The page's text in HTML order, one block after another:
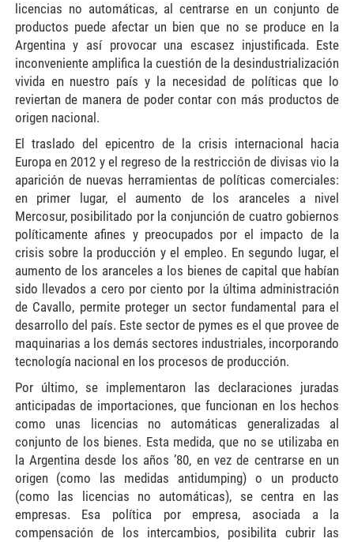
licencias no automáticas, al centrarse en un conjunto de
productos puede afectar un bien que no se produce en la
Argentina y así provocar una escasez injustificada. Este
inconveniente amplifica la cuestión de la desindustrialización
vivida en nuestro país y la necesidad de políticas que lo
reviertan de manera de poder contar con más productos de
origen nacional.
El traslado del epicentro de la crisis internacional hacia
Europa en 2012 y el regreso de la restricción de divisas vio la
aparición de nuevas herramientas de políticas comerciales:
en primer lugar, el aumento de los aranceles a nivel
Mercosur, posibilitado por la conjunción de cuatro gobiernos
políticamente afines y preocupados por el impacto de la
crisis sobre la producción y el empleo. En segundo lugar, el
aumento de los aranceles a los bienes de capital que habían
sido llevados a cero por ciento por la última administración
de Cavallo, permite proteger un sector fundamental para el
desarrollo del país. Este sector de pymes es el que provee de
maquinarias a los demás sectores industriales, incorporando
tecnología nacional en los procesos de producción.
Por último, se implementaron las declaraciones juradas
anticipadas de importaciones, que funcionan en los hechos
como unas licencias no automáticas generalizadas al
conjunto de los bienes. Esta medida, que no se utilizaba en
la Argentina desde los años ’80, en vez de centrarse en un
origen (como las medidas antidumping) o un producto
(como las licencias no automáticas), se centra en las
empresas. Esa política por empresa, asociada a la
compensación de los intercambios, posibilita cubrir las